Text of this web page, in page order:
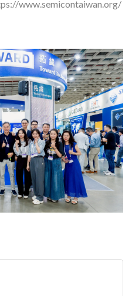
www.semicontaiwan.org/